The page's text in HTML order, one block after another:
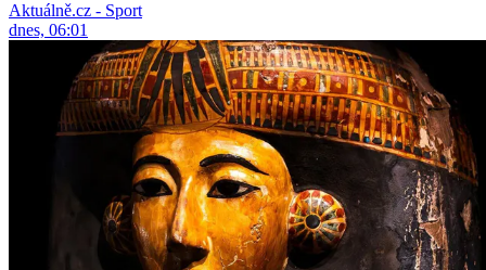
Aktuálně.cz - Sport
dnes, 06:01